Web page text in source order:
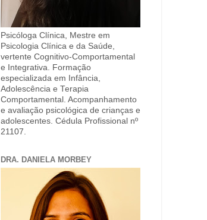
Psicóloga Clínica, Mestre em
Psicologia Clínica e da Saúde,
vertente Cognitivo-Comportamental
e Integrativa. Formação
especializada em Infância,
Adolescência e Terapia
Comportamental. Acompanhamento
e avaliação psicológica de crianças e
adolescentes. Cédula Profissional nº
21107.
DRA. DANIELA MORBEY